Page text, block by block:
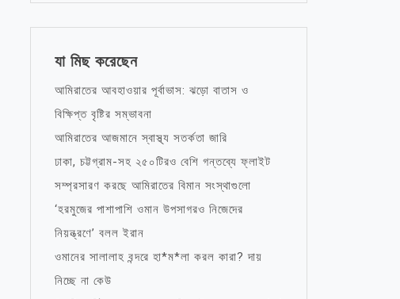
যা মিছ করেছেন
আমিরাতের আবহাওয়ার পূর্বাভাস: ঝড়ো বাতাস ও
বিক্ষিপ্ত বৃষ্টির সম্ভাবনা
আমিরাতের আজমানে স্বাস্থ্য সতর্কতা জারি
ঢাকা, চট্টগ্রাম-সহ ২৫০টিরও বেশি গন্তব্যে ফ্লাইট
সম্প্রসারণ করছে আমিরাতের বিমান সংস্থাগুলো
‘হরমুজের পাশাপাশি ওমান উপসাগরও নিজেদের
নিয়ন্ত্রণে’ বলল ইরান
ওমানের সালালাহ বন্দরে হা*ম*লা করল কারা? দায়
নিচ্ছে না কেউ